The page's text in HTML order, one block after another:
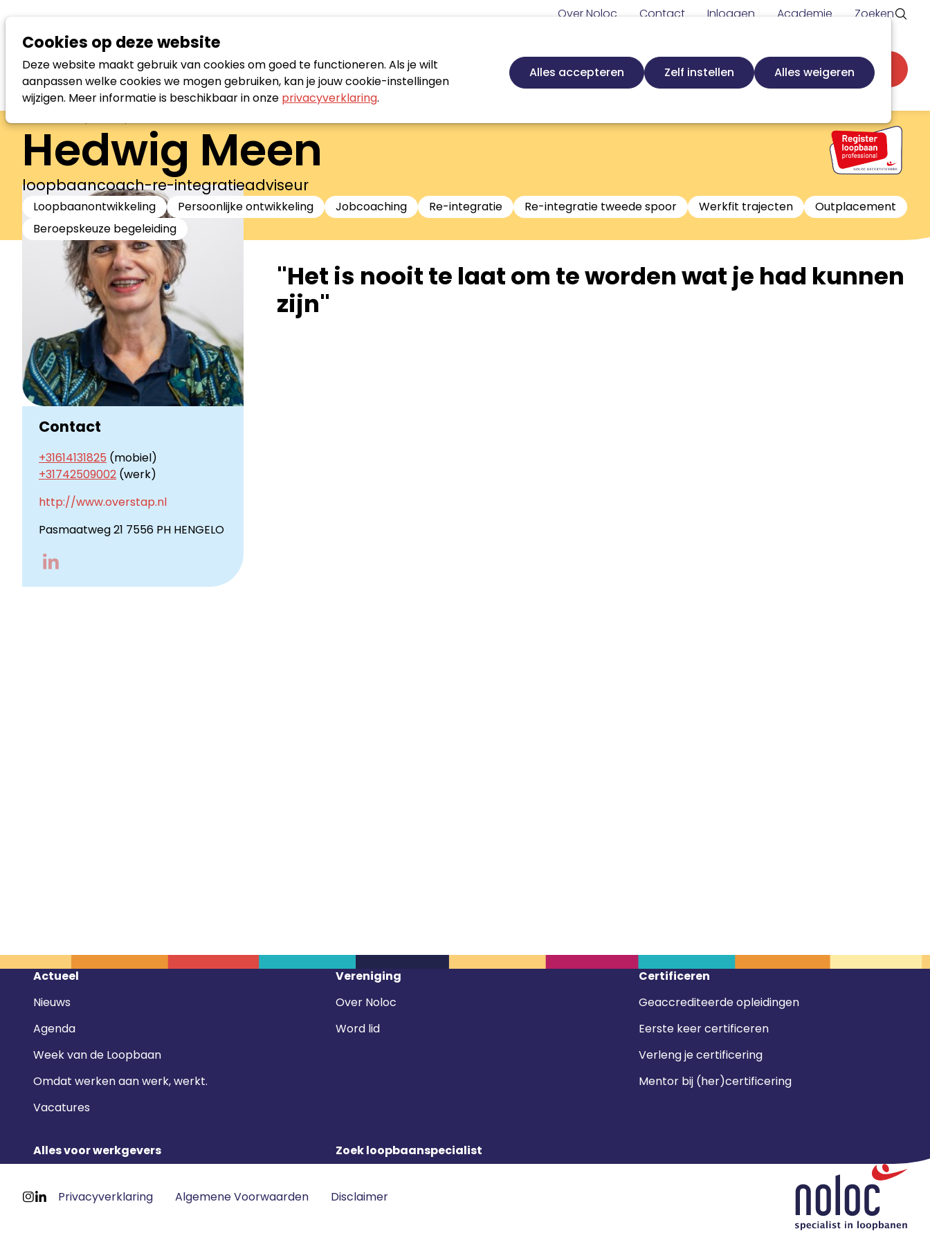
Cookies op deze website
Deze website maakt gebruik van cookies om goed te functioneren. Als je wilt
aanpassen welke cookies we mogen gebruiken, kan je jouw cookie-instellingen
wijzigen. Meer informatie is beschikbaar in onze privacyverklaring.
Alles accepteren Zelf instellen Alles weigeren
Nieuws Agenda Certificeren Vakgebied
Secundaire
navigatieZoek loopbaanspecialist Word lid
Meta
Over Noloc Contact Inloggen Academie Zoeken
Hedwig Meen
loopbaancoach-re-integratieadviseur
Loopbaanontwikkeling Persoonlijke ontwikkeling Jobcoaching Re-integratie Re-integratie tweede spoor Werkfit trajecten
Outplacement
Beroepskeuze begeleiding
Contact
+31614131825 (mobiel)
+31742509002 (werk)
http://www.overstap.nl
Pasmaatweg 21 7556 PH HENGELO
"Het is nooit te laat om te worden wat je had kunnen
zijn"
Footer
Actueel
Nieuws
Agenda
Week van de Loopbaan
Omdat werken aan werk, werkt.
Vacatures
Vereniging
Over Noloc
Word lid
Certificeren
Geaccrediteerde opleidingen
Eerste keer certificeren
Verleng je certificering
Mentor bij (her)certificering
Alles voor werkgevers Zoek loopbaanspecialist
Footer
Privacyverklaring Algemene Voorwaarden Disclaimer